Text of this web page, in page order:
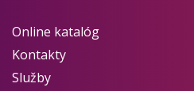
Online katalóg
Kontakty
Služby